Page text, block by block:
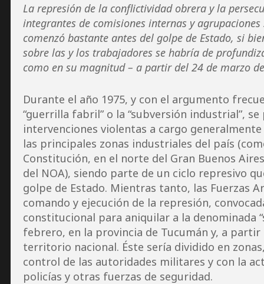
La represión de la conflictividad obrera y la
integrantes de comisiones internas y
comenzó bastante antes del golpe de Estado, si
sobre las y los trabajadores se habría de
como en su magnitud – a partir del 24 de marzo
Durante el año 1975, y con el argumento
“guerrilla fabril” o la “subversión industrial”,
intervenciones violentas a cargo
las principales zonas industriales del país
Constitución, en el norte del Gran Buenos
del NOA), siendo parte de un ciclo represivo
golpe de Estado. Mientras tanto, las Fuerzas
comando y ejecución de la represión,
constitucional para aniquilar a la denominada
febrero, en la provincia de Tucumán y, a
territorio nacional. Éste sería dividido en
control de las autoridades militares y con la
policías y otras fuerzas de seguridad.